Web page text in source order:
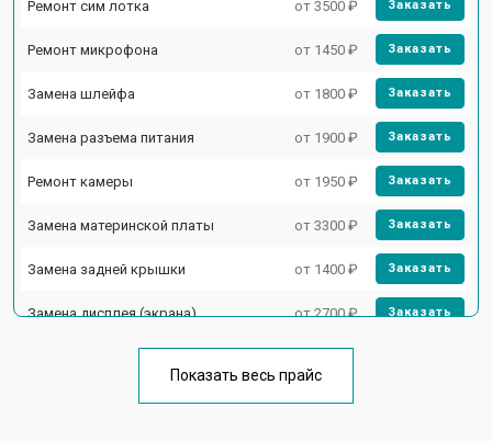
Ремонт сим лотка от 3500 ₽ Заказать
Ремонт микрофона от 1450 ₽ Заказать
Замена шлейфа от 1800 ₽ Заказать
Замена разъема питания от 1900 ₽ Заказать
Ремонт камеры от 1950 ₽ Заказать
Замена материнской платы от 3300 ₽ Заказать
Замена задней крышки от 1400 ₽ Заказать
Замена дисплея (экрана) от 2700 ₽ Заказать
Замена кнопки включения от 1750 ₽
Показать весь прайс